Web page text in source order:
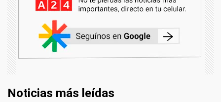
Noticias más leídas